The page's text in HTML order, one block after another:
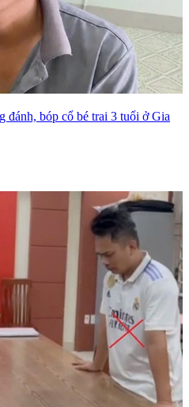
đánh, bóp cổ bé trai 3 tuổi ở Gia